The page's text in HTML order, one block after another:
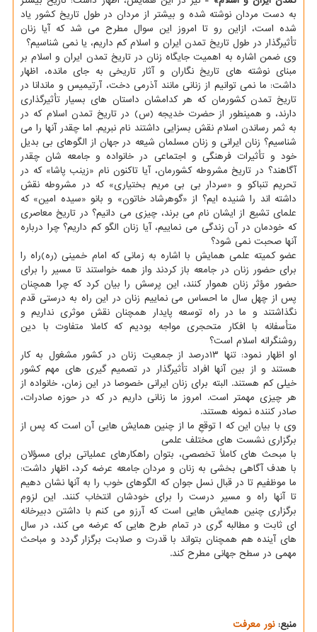
به دست مردان نوشته شده و بیشتر از مردان در طول تاریخ کشور یاد
شده است، ازاین رو تا امروز این سوال مطرح می شد که آیا زنان
تأثیرگذار در طول تاریخ تمدن ایران و اسلام کم داریم، یا نمی شناسیم؟
وی ضمن اشاره به اهمیت جایگاه زنان در تاریخ تمدن ایران و اسلام بر
مبنای نوشته های تاریخ نگاران و آثار تاریخی به جای مانده، اظهار
داشت: ما نمی توانیم از زنانی مانند آذرمی دخت، آرتیمیس و ماندانا در
تاریخ تمدن کشورمان که هر کدامشان داستان های بسیار تأثیرگذاری
دارند، و همینطور از حضرت خدیجه (س) در تاریخ تمدن اسلام که در
به ثمر رساندن اسلام نقش بسزایی داشتند نام نبریم. اما چقدر آنها را می
شناسیم؟ زنان ایرانی و زنان مسلمان شیعه در جهان از الگوهای بی بدیل
خود و تأثیرات فرهنگی و اجتماعی در خانواده و جامعه شان چقدر
آگاهند؟ در تاریخ مشروطه کشورمان، آیا تاکنون نام «زینب پاشا» که در
تحریم تنباکو و «سردار بی بی مریم بختیاری» که در مشروطه نقش
داشته اند را شنیده ایم؟ از «گوهرشاد خاتون» و بانو «سیده امین» که
علمای تشیع از ایشان نام می برند، چیزی می دانیم؟ در تاریخ معاصری
که خودمان در آن زندگی می نماییم، آیا زنان الگو کم داریم؟ چرا درباره
آنها صحبت نمی شود؟
عضو کمیته علمی همایش با اشاره به زمانی که امام خمینی (ره)راه را
برای حضور زنان در جامعه باز کردند واز همه خواستند تا مسیر را برای
حضور مؤثر زنان هموار کنند، این پرسش را بیان کرد که چرا همچنان
پس از چهل سال ما احساس می نماییم زنان در این راه به درستی قدم
نگذاشتند و ما در راه توسعه پایدار همچنان نقش موثری نداریم و
متأسفانه با افکار متحجری مواجه بودیم که کاملا متفاوت با دین
روشنگرانه اسلام است؟
او اظهار نمود: تنها ۱۳درصد از جمعیت زنان در کشور مشغول به کار
هستند و از بین آنها افراد تأثیرگذار در تصمیم گیری های مهم کشور
خیلی کم هستند. البته برای زنان ایرانی خصوصا در این زمان، خانواده از
هر چیزی مهمتر است. امروز ما زنانی داریم در که در حوزه صادرات،
صادر کننده نمونه هستند.
وی با بیان این که ا توقعِ ما از چنین همایش هایی آن است که پس از
برگزاری نشست های مختلف علمی
با مبحث های کاملاً تخصصی، بتوان راهکارهای عملیاتی برای مسؤلان
با هدف آگاهی بخشی به زنان و مردان جامعه عرضه کرد، اظهار داشت:
ما موظفیم تا در قبال نسل جوان که الگوهای خوب را به آنها نشان دهیم
تا آنها راه و مسیر درست را برای خودشان انتخاب کنند. این لزوم
برگزاری چنین همایش هایی است که آرزو می کنم با داشتن دبیرخانه
ای ثابت و مطالبه گری در تمام طرح هایی که عرضه می کند، در سال
های آینده هم همچنان بتواند با قدرت و صلابت برگزار گردد و مباحث
مهمی در سطح جهانی مطرح کند.
منبع:نور معرفت